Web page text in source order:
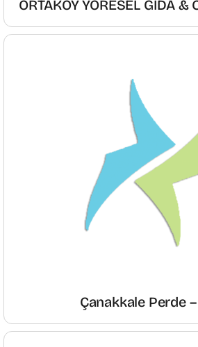
ORTAKÖY YÖRESEL GIDA
Çanakkale Perde